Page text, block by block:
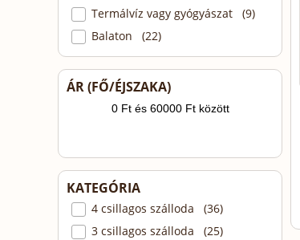
Termálvíz vagy gyógyászat (9)
Balaton (22)
ÁR (FŐ/ÉJSZAKA)
KATEGÓRIA
4 csillagos szálloda (36)
3 csillagos szálloda (25)